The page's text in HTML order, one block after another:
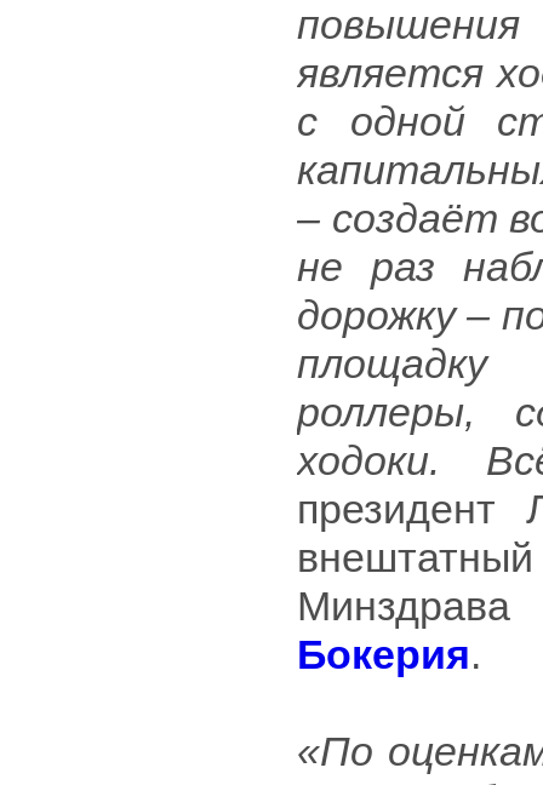
является
с одной
– создаёт
не раз
дорожку –
площадку
роллеры,
ходоки.
президент
Бокерия.
«По